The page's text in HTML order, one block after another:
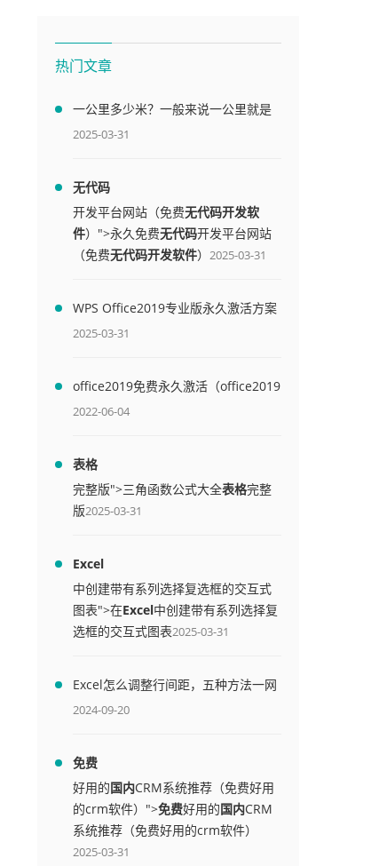
热门文章
一公里多少米？一般来说一公里就是
1000米
2025-03-31
无代码
开发平台网站（免费无代码开发软
件）">永久免费无代码开发平台网站
（免费无代码开发软件） 2025-03-31
WPS Office2019专业版永久激活方案
(附终身授权序列号)
2025-03-31
office2019免费永久激活（office2019
免费永久激活码）
2022-06-04
表格
完整版">三角函数公式大全表格完整
版2025-03-31
Excel
中创建带有系列选择复选框的交互式
图表">在Excel中创建带有系列选择复
选框的交互式图表2025-03-31
Excel怎么调整行间距，五种方法一网
打尽
2024-09-20
免费
好用的国内CRM系统推荐（免费好用
的crm软件）">免费好用的国内CRM
系统推荐（免费好用的crm软件）
2025-03-31